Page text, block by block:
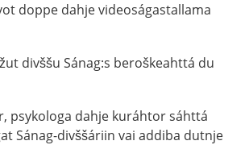
doppe dahje videoságastallama
divššu Sánag:s beroškeahttá du
psykologa dahje kuráhtor sáhttá
Sánag-divššáriin vai addiba dutnje